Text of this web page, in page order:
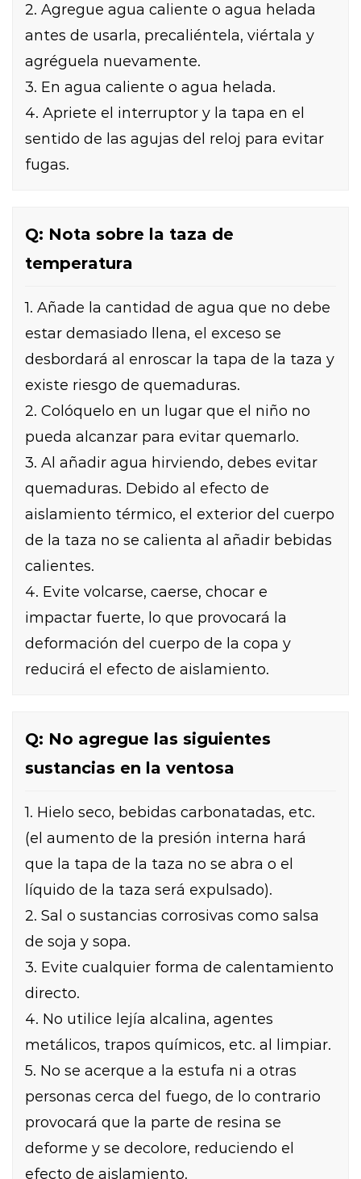
2. Agregue agua caliente o agua helada
antes de usarla, precaliéntela, viértala y
agréguela nuevamente.
3. En agua caliente o agua helada.
4. Apriete el interruptor y la tapa en el
sentido de las agujas del reloj para evitar
fugas.
Q: Nota sobre la taza de
temperatura
1. Añade la cantidad de agua que no debe
estar demasiado llena, el exceso se
desbordará al enroscar la tapa de la taza y
existe riesgo de quemaduras.
2. Colóquelo en un lugar que el niño no
pueda alcanzar para evitar quemarlo.
3. Al añadir agua hirviendo, debes evitar
quemaduras. Debido al efecto de
aislamiento térmico, el exterior del cuerpo
de la taza no se calienta al añadir bebidas
calientes.
4. Evite volcarse, caerse, chocar e
impactar fuerte, lo que provocará la
deformación del cuerpo de la copa y
reducirá el efecto de aislamiento.
Q: No agregue las siguientes
sustancias en la ventosa
1. Hielo seco, bebidas carbonatadas, etc.
(el aumento de la presión interna hará
que la tapa de la taza no se abra o el
líquido de la taza será expulsado).
2. Sal o sustancias corrosivas como salsa
de soja y sopa.
3. Evite cualquier forma de calentamiento
directo.
4. No utilice lejía alcalina, agentes
metálicos, trapos químicos, etc. al limpiar.
5. No se acerque a la estufa ni a otras
personas cerca del fuego, de lo contrario
provocará que la parte de resina se
deforme y se decolore, reduciendo el
efecto de aislamiento.